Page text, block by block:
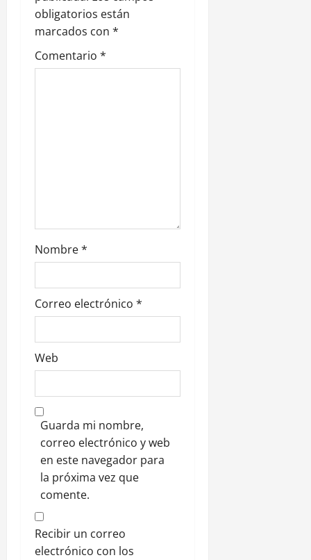
ó
n
d
a
d
a
obligatorios están
marcados con *
Comentario *
Nombre*
Correo electrónico *
Web
Guarda mi nombre,
correo electrónico y web
en este navegador para
la próxima vez que
comente.
Recibir un correo
electrónico con los